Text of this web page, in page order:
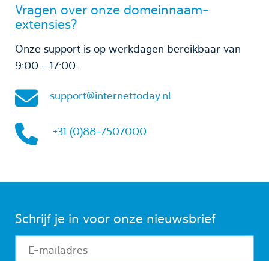
Vragen over onze domeinnaam-
extensies?
Onze support is op werkdagen bereikbaar van
9:00 - 17:00.
support@internettoday.nl
+31 (0)88-7507000
Schrijf je in voor onze nieuwsbrief